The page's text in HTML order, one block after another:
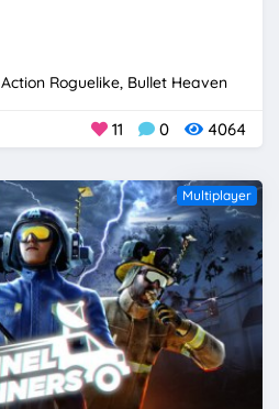
Action Roguelike Bullet Heaven
11 0 4064
Multiplayer